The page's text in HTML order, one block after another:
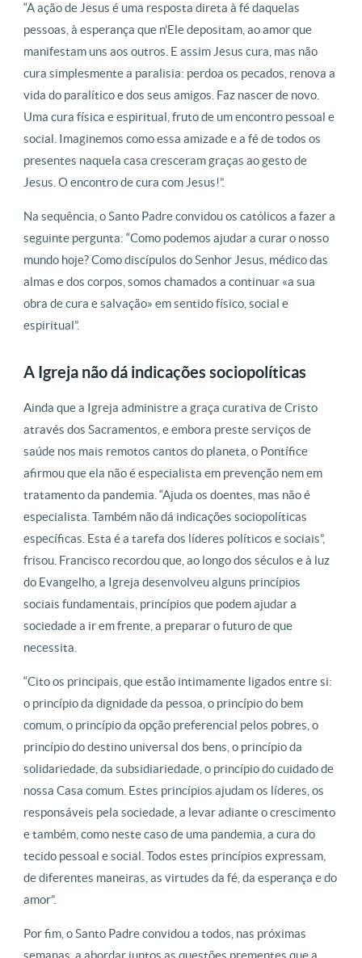
“A ação de Jesus é uma resposta direta à fé daquelas
pessoas, à esperança que n’Ele depositam, ao amor que
manifestam uns aos outros. E assim Jesus cura, mas não
cura simplesmente a paralisia: perdoa os pecados, renova a
vida do paralítico e dos seus amigos. Faz nascer de novo.
Uma cura física e espiritual, fruto de um encontro pessoal e
social. Imaginemos como essa amizade e a fé de todos os
presentes naquela casa cresceram graças ao gesto de
Jesus. O encontro de cura com Jesus!”.
Na sequência, o Santo Padre convidou os católicos a fazer a
seguinte pergunta: “Como podemos ajudar a curar o nosso
mundo hoje? Como discípulos do Senhor Jesus, médico das
almas e dos corpos, somos chamados a continuar «a sua
obra de cura e salvação» em sentido físico, social e
espiritual”.
A Igreja não dá indicações sociopolíticas
Ainda que a Igreja administre a graça curativa de Cristo
através dos Sacramentos, e embora preste serviços de
saúde nos mais remotos cantos do planeta, o Pontífice
afirmou que ela não é especialista em prevenção nem em
tratamento da pandemia. “Ajuda os doentes, mas não é
especialista. Também não dá indicações sociopolíticas
específicas. Esta é a tarefa dos líderes políticos e sociais”,
frisou. Francisco recordou que, ao longo dos séculos e à luz
do Evangelho, a Igreja desenvolveu alguns princípios
sociais fundamentais, princípios que podem ajudar a
sociedade a ir em frente, a preparar o futuro de que
necessita.
“Cito os principais, que estão intimamente ligados entre si:
o princípio da dignidade da pessoa, o princípio do bem
comum, o princípio da opção preferencial pelos pobres, o
princípio do destino universal dos bens, o princípio da
solidariedade, da subsidiariedade, o princípio do cuidado de
nossa Casa comum. Estes princípios ajudam os líderes, os
responsáveis pela sociedade, a levar adiante o crescimento
e também, como neste caso de uma pandemia, a cura do
tecido pessoal e social. Todos estes princípios expressam,
de diferentes maneiras, as virtudes da fé, da esperança e do
amor”.
Por fim, o Santo Padre convidou a todos, nas próximas
semanas, a abordar juntos as questões prementes que a